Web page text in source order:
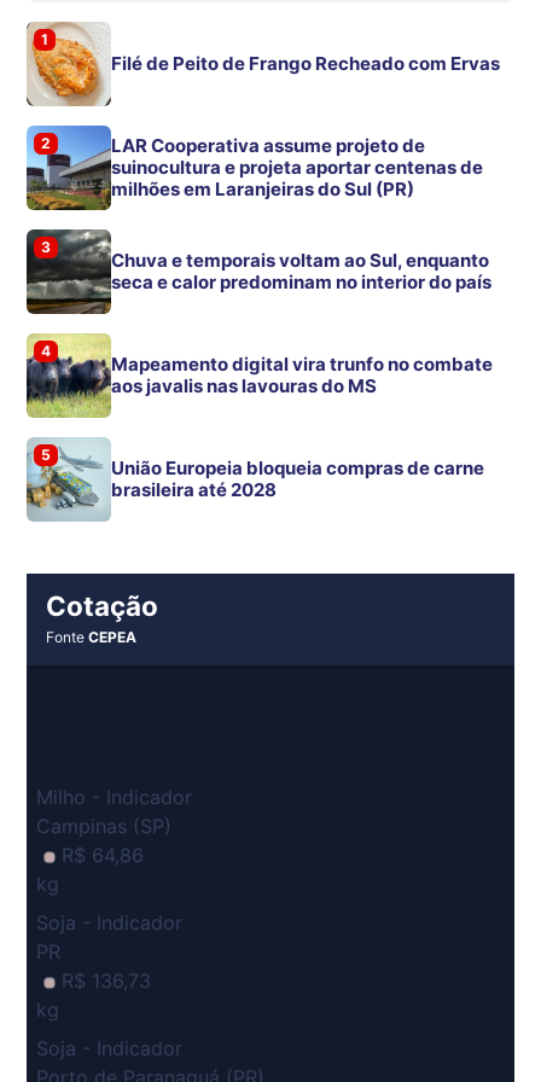
1
Filé de Peito de Frango Recheado com Ervas
2
LAR Cooperativa assume projeto de
suinocultura e projeta aportar centenas de
milhões em Laranjeiras do Sul (PR)
3
Chuva e temporais voltam ao Sul, enquanto
seca e calor predominam no interior do país
4
Mapeamento digital vira trunfo no combate
aos javalis nas lavouras do MS
5
União Europeia bloqueia compras de carne
brasileira até 2028
Cotação
FonteCEPEA
Milho - Indicador
Campinas (SP)
R$ 64,86
kg
Soja - Indicador
PR
R$ 136,73
kg
Soja - Indicador
Porto de Paranaguá (PR)